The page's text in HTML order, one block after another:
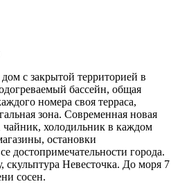
с закрытой территорией в
бассейн, общая
номера своя терраса,
зона. Современная новая
холодильник в каждом
остановки
достопримечательности города.
Невесточка. До моря 7
сосен.